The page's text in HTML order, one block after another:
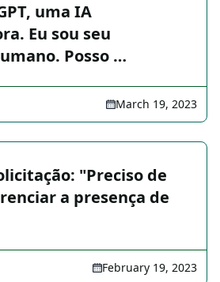
uma IA
Eu sou seu
Posso …
March 19, 2023
"Preciso de
a presença de
February 19, 2023